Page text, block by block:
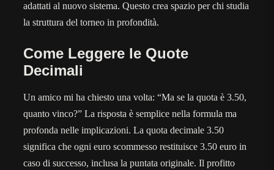
adattati al nuovo sistema. Questo crea spazio per chi studia
la struttura del torneo in profondità.
Come Leggere le Quote
Decimali
Un amico mi ha chiesto una volta: “Ma se la quota è 3.50,
quanto vinco?” La risposta è semplice nella formula ma
profonda nelle implicazioni. La quota decimale 3.50
significa che ogni euro scommesso restituisce 3.50 euro in
caso di successo, inclusa la puntata originale. Il profitto